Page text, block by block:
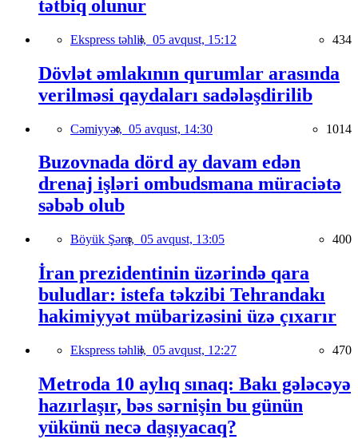
tətbiq olunur
Ekspress təhlil, 05 avqust, 15:12 434
Dövlət əmlakının qurumlar arasında
verilməsi qaydaları sadələşdirilib
Cəmiyyət, 05 avqust, 14:30 1014
Buzovnada dörd ay davam edən
drenaj işləri ombudsmana müraciətə
səbəb olub
Böyük Şərq, 05 avqust, 13:05 400
İran prezidentinin üzərində qara
buludlar: istefa təkzibi Tehrandakı
hakimiyyət mübarizəsini üzə çıxarır
Ekspress təhlil, 05 avqust, 12:27 470
Metroda 10 aylıq sınaq: Bakı gələcəyə
hazırlaşır, bəs sərnişin bu günün
yükünü necə daşıyacaq?